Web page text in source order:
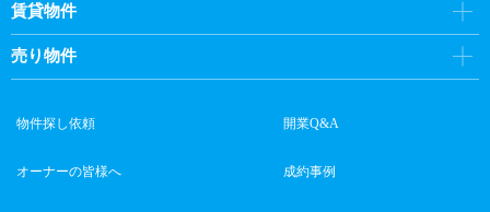
賃貸物件
売り物件
物件探し依頼 開業Q&A
オーナーの皆様へ 成約事例